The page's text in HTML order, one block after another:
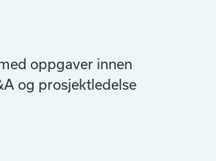
oppgaver innen
og prosjektledelse